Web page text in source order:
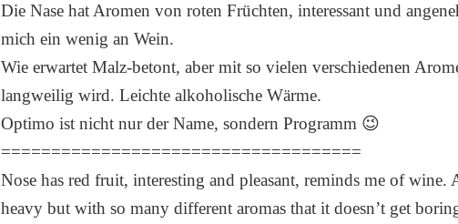
Die Nase hat Aromen von roten Früchten, interessant und
mich ein wenig an Wein.
Wie erwartet Malz-betont, aber mit so vielen verschiedenen
langweilig wird. Leichte alkoholische Wärme.
Optimo ist nicht nur der Name, sondern Programm 😉
====================================
Nose has red fruit, interesting and pleasant, reminds me of wine.
heavy but with so many different aromas that it doesn’t get